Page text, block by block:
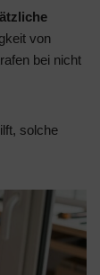
von
bei nicht
solche